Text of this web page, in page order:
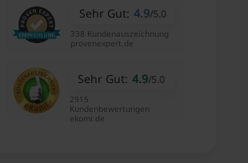
Sehr Gut: 4.9/5.0
338 Kundenauszeichnung
provenexpert.de
Sehr Gut: 4.9/5.0
2915
Kundenbewertungen
ekomi.de